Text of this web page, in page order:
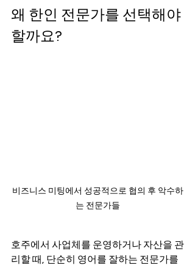
왜 한인 전문가를 선택해야
할까요?
비즈니스 미팅에서 성공적으로 협의 후 악수하
는 전문가들
호주에서 사업체를 운영하거나 자산을 관
리할 때, 단순히 영어를 잘하는 전문가를